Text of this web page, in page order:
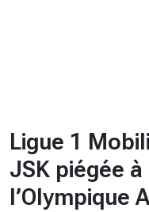
Ligue 1
JSK piégée
l’Olympique